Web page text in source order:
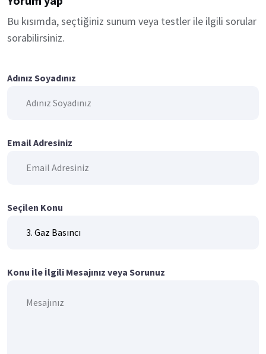
Bu kısımda, seçtiğiniz sunum veya testler ile ilgili sorular
sorabilirsiniz.
Adınız Soyadınız
Email Adresiniz
Seçilen Konu
Konu İle İlgili Mesajınız veya Sorunuz